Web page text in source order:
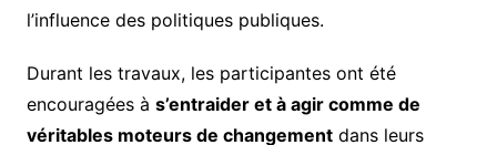
l’influence des politiques publiques.
Durant les travaux, les participantes ont été
encouragées à s’entraider et à agir comme de
véritables moteurs de changementdans leurs